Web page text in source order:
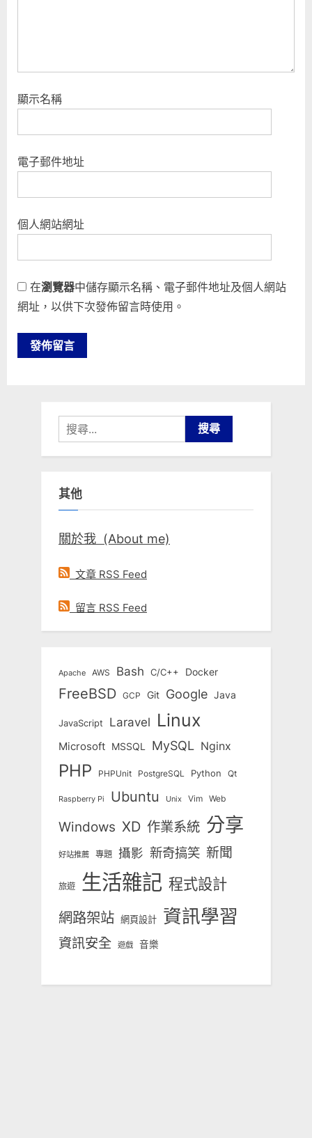
顯示名稱
電子郵件地址
個人網站網址
在瀏覽器中儲存顯示名稱、電子郵件地址及個人網站
網址，以供下次發佈留言時使用。
搜
尋
關
字:
其他
關於我 (About me)
文章 RSS Feed
留言 RSS Feed
Apache AWS Bash C/C++ Docker
FreeBSD GCP Git Google Java
JavaScript Laravel Linux
Microsoft MSSQL MySQL Nginx
PHP PHPUnit PostgreSQL Python Qt
Raspberry Pi Ubuntu Unix Vim Web
Windows XD 作業系統 分享
好站推薦 專題 攝影 新奇搞笑 新聞
旅遊 生活雜記 程式設計
網路架站 網頁設計 資訊學習
資訊安全 遊戲 音樂